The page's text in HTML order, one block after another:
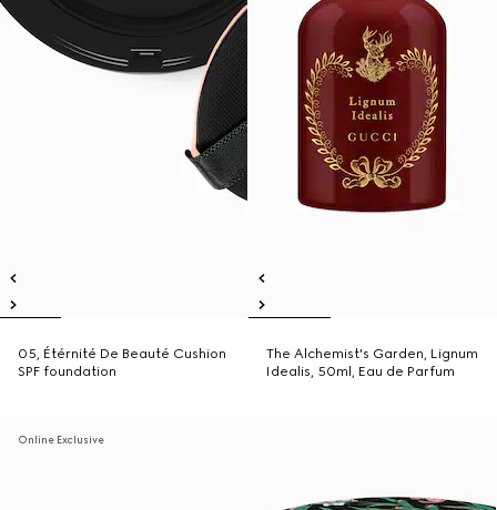
05, Étérnité De Beauté Cushion
SPF foundation
The Alchemist's Garden, Lignum
Idealis, 50ml, Eau de Parfum
Online Exclusive